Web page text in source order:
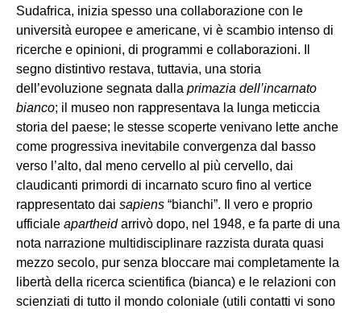
Sudafrica, inizia spesso una collaborazione con le
università europee e americane, vi è scambio intenso di
ricerche e opinioni, di programmi e collaborazioni. Il
segno distintivo restava, tuttavia, una storia
dell’evoluzione segnata dalla primazia dell’incarnato
bianco; il museo non rappresentava la lunga meticcia
storia del paese; le stesse scoperte venivano lette anche
come progressiva inevitabile convergenza dal basso
verso l’alto, dal meno cervello al più cervello, dai
claudicanti primordi di incarnato scuro fino al vertice
rappresentato dai sapiens “bianchi”. Il vero e proprio
ufficiale apartheidarrivò dopo, nel 1948, e fa parte di una
nota narrazione multidisciplinare razzista durata quasi
mezzo secolo, pur senza bloccare mai completamente la
libertà della ricerca scientifica (bianca) e le relazioni con
scienziati di tutto il mondo coloniale (utili contatti vi sono